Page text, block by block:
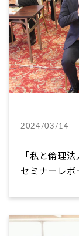
2024/03/14
「私と倫理
セミナーレポ